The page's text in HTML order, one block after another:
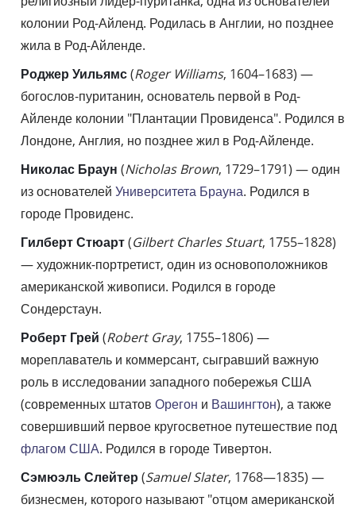
колонии Род-Айленд. Родилась в Англии, но позднее
жила в Род-Айленде.
Роджер Уильямс(Roger Williams, 1604–1683) —
богослов-пуританин, основатель первой в Род-
Айленде колонии "Плантации Провиденса". Родился в
Лондоне, Англия, но позднее жил в Род-Айленде.
Николас Браун (Nicholas Brown, 1729–1791) — один
из основателей Университета Брауна. Родился в
городе Провиденс.
Гилберт Стюарт(Gilbert Charles Stuart, 1755–1828)
— художник-портретист, один из основоположников
американской живописи. Родился в городе
Сондерстаун.
Роберт Грей (Robert Gray, 1755–1806) —
мореплаватель и коммерсант, сыгравший важную
роль в исследовании западного побережья США
(современных штатов Орегон и Вашингтон), а также
совершивший первое кругосветное путешествие под
флагом США. Родился в городе Тивертон.
Сэмюэль Слейтер (Samuel Slater, 1768—1835) —
бизнесмен, которого называют "отцом американской